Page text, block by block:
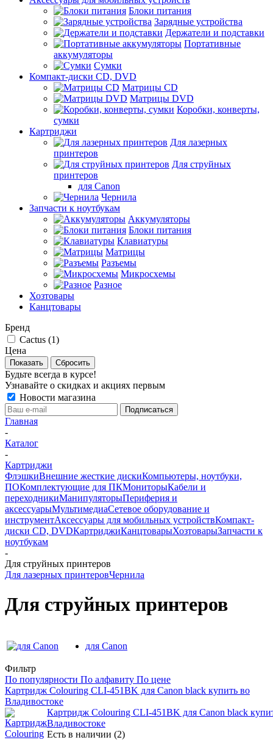
Блоки питания
Зарядные устройства
Держатели и подставки
Портативные
аккумуляторы
Сумки
Компакт-диски CD, DVD
Матрицы CD
Матрицы DVD
Коробки, конверты,
сумки
Картриджи
Для лазерных
принтеров
Для струйных
принтеров
для Canon
Чернила
Запчасти к ноутбукам
Аккумуляторы
Блоки питания
Клавиатуры
Матрицы
Разъемы
Микросхемы
Разное
Хозтовары
Канцтовары
Бренд
Cactus (1)
Цена
Сбросить
Будьте всегда в курсе!
Узнавайте о скидках и акциях первым
Новости магазина
Главная
-
Каталог
-
Картриджи
ФлэшкиВнешние жесткие дискиКомпьютеры, ноутбуки,
ПОКомплектующие для ПКМониторыКабели и
переходникиМанипуляторыПериферия и
аксессуарыМультимедиаСетевое оборудование и
инструментАксессуары для мобильных устройствКомпакт-
диски CD, DVDКартриджиКанцтоварыХозтоварыЗапчасти к
ноутбукам
-
Для струйных принтеров
Для лазерных принтеровЧернила
Для струйных принтеров
для Canon
Фильтр
По популярности По алфавиту По цене
Картридж Colouring CLI-451BK для Canon black купить во
Владивостоке
Картридж Colouring CLI-451BK для Canon black
Владивостоке
Есть в наличии (2)